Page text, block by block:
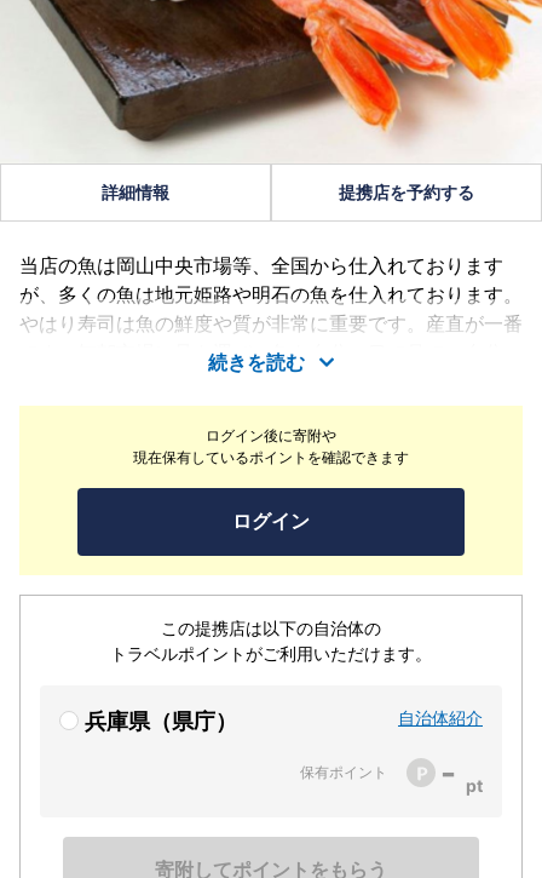
ログイン後に寄附や
現在保有しているポイントを確認できます
ログイン
この提携店は以下の自治体の
トラベルポイントがご利用いただけます。
兵庫県（県庁） 自治体紹介
保有ポイント -
寄附してポイントをもらう
詳細情報 提携店を予約する
当店の魚は岡山中央市場等、全国から仕入れております
が、多くの魚は地元姫路や明石の魚を仕入れております。
やはり寿司は魚の鮮度や質が非常に重要です。産直が一番
です。毎朝市場に足を運び、魚を自分の目で見て、自分の
指で触って確かめる。良いものを安く、お客様へお届けす
るために私達がこだわっている事です。今日も市場で吟味
したイチオシの魚をご用意してお待ちしておりますので、
是非ご来店下さい。
続きを読む